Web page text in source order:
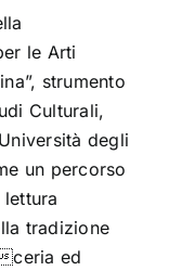
le Arti
strumento
Culturali,
degli
un percorso
tradizione
ceria ed